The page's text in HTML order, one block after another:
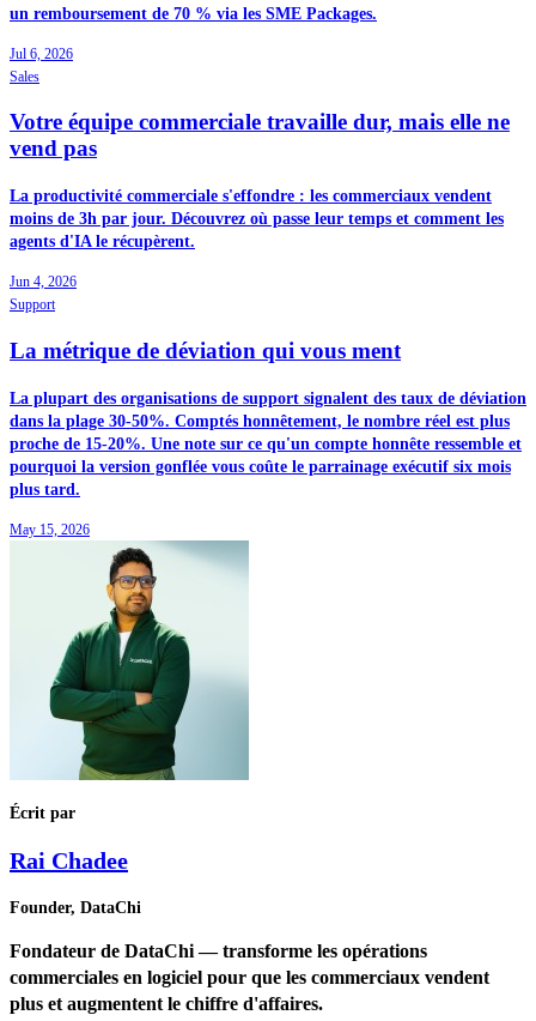
un remboursement de 70 % via les SME Packages.
Jul 6, 2026
Sales
Votre équipe commerciale travaille dur, mais elle ne
vend pas
La productivité commerciale s'effondre : les commerciaux vendent
moins de 3h par jour. Découvrez où passe leur temps et comment les
agents d'IA le récupèrent.
Jun 4, 2026
Support
La métrique de déviation qui vous ment
La plupart des organisations de support signalent des taux de déviation
dans la plage 30-50%. Comptés honnêtement, le nombre réel est plus
proche de 15-20%. Une note sur ce qu'un compte honnête ressemble et
pourquoi la version gonflée vous coûte le parrainage exécutif six mois
plus tard.
May 15, 2026
Écrit par
Rai Chadee
Founder, DataChi
Fondateur de DataChi — transforme les opérations
commerciales en logiciel pour que les commerciaux vendent
plus et augmentent le chiffre d'affaires.